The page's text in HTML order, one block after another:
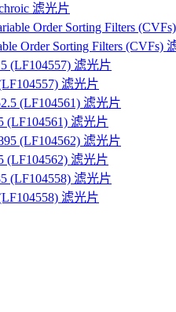
滤光片
Order Sorting Filters (CVFs)
滤光片
(LF104561) 滤光片
(LF104562) 滤光片
滤光片